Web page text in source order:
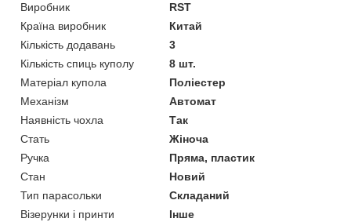
Виробник
RST
Країна виробник
Китай
Кількість додавань
3
Кількість спиць куполу
8 шт.
Матеріал купола
Поліестер
Механізм
Автомат
Наявність чохла
Так
Стать
Жіноча
Ручка
Пряма, пластик
Стан
Новий
Тип парасольки
Складаний
Візерунки і принти
Інше